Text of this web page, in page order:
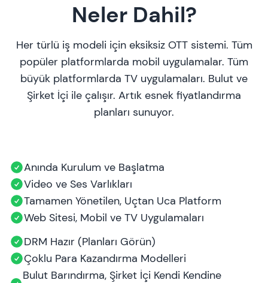
Neler Dahil?
Her türlü iş modeli için eksiksiz OTT sistemi. Tüm
popüler platformlarda mobil uygulamalar. Tüm
büyük platformlarda TV uygulamaları. Bulut ve
Şirket İçi ile çalışır. Artık esnek fiyatlandırma
planları sunuyor.
Anında Kurulum ve Başlatma
Video ve Ses Varlıkları
Tamamen Yönetilen, Uçtan Uca Platform
Web Sitesi, Mobil ve TV Uygulamaları
DRM Hazır (Planları Görün)
Çoklu Para Kazandırma Modelleri
Bulut Barındırma, Şirket İçi Kendi Kendine